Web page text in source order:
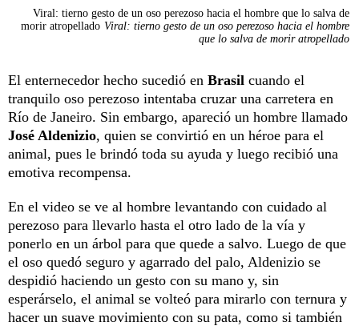
Viral: tierno gesto de un oso perezoso hacia el hombre que lo salva de
morir atropellado Viral: tierno gesto de un oso perezoso hacia el hombre
que lo salva de morir atropellado
El enternecedor hecho sucedió en Brasil cuando el
tranquilo oso perezoso intentaba cruzar una carretera en
Río de Janeiro. Sin embargo, apareció un hombre llamado
José Aldenizio, quien se convirtió en un héroe para el
animal, pues le brindó toda su ayuda y luego recibió una
emotiva recompensa.
En el video se ve al hombre levantando con cuidado al
perezoso para llevarlo hasta el otro lado de la vía y
ponerlo en un árbol para que quede a salvo. Luego de que
el oso quedó seguro y agarrado del palo, Aldenizio se
despidió haciendo un gesto con su mano y, sin
esperárselo, el animal se volteó para mirarlo con ternura y
hacer un suave movimiento con su pata, como si también